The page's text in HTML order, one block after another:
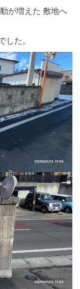
が増えた 敷地へ
た。